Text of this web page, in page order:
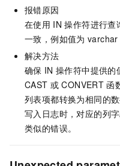
报错原因
在使用 IN 操作符进行查
一致，例如值为 varchar
解决方法
确保 IN 操作符中提供的
CAST 或 CONVERT 函
列表项都转换为相同的
写入日志时，对应的列
类似的错误。